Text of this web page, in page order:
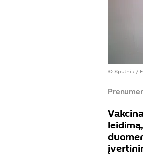
© Sputnik /